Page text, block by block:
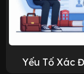
Yếu Tố Xác